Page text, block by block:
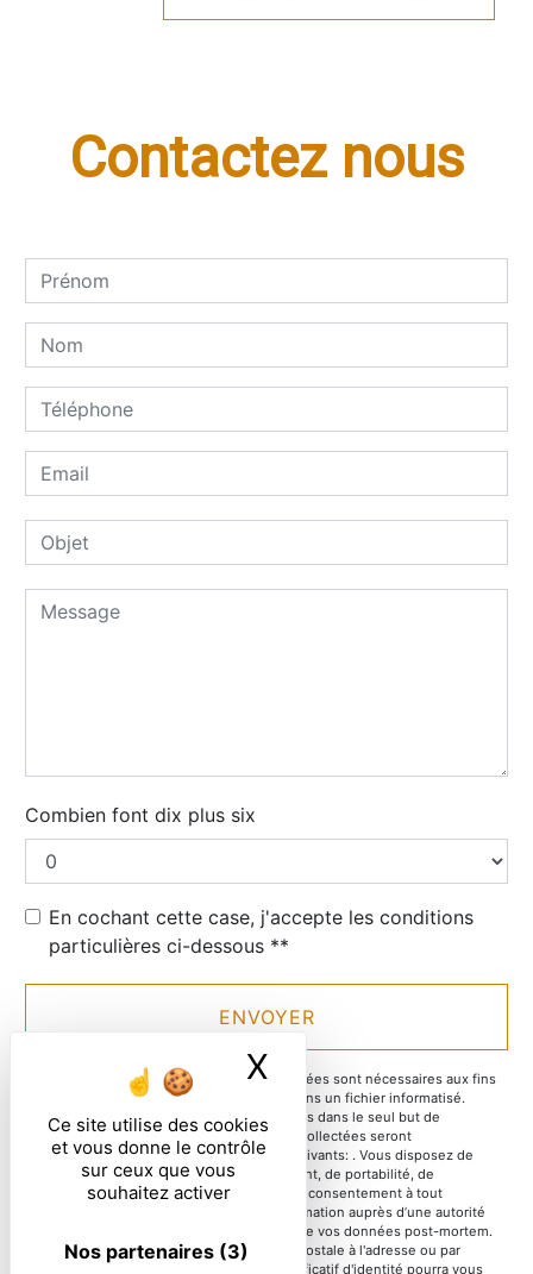
Ce site utilise des cookies
et vous donne le contrôle
sur ceux que vous
souhaitez activer
Nos partenaires (3)
X Masquer le
Contactez nous
Combien font dix plus six
En cochant cette case, j'accepte les conditions
particulières ci-dessous **
ENVOYER
** Les données personnelles communiquées sont nécessaires aux fins
de vous contacter et sont enregistrées dans un fichier informatisé.
Elles sont destinées à et ses sous-traitants dans le seul but de
répondre à votre message. Les données collectées seront
communiquées aux seuls destinataires suivants: . Vous disposez de
droits d’accès, de rectification, d’effacement, de portabilité, de
limitation, d’opposition, de retrait de votre consentement à tout
moment et du droit d’introduire une réclamation auprès d’une autorité
de contrôle, ainsi que d’organiser le sort de vos données post-mortem.
Vous pouvez exercer ces droits par voie postale à l'adresse ou par
courrier électronique à l'adresse . Un justificatif d'identité pourra vous